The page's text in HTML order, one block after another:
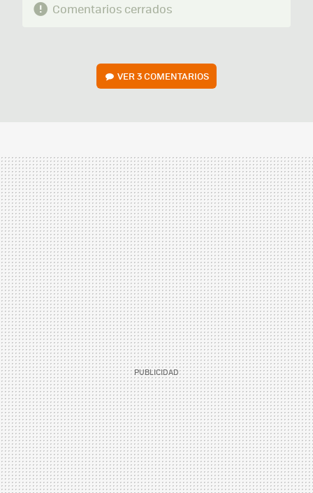
Comentarios cerrados
VER3 COMENTARIOS